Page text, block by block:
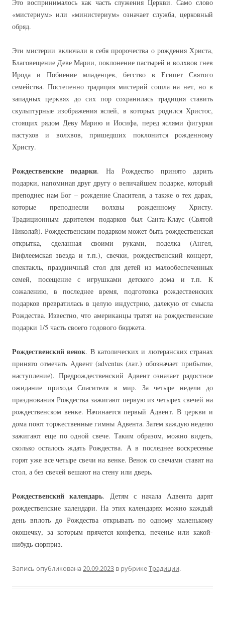
Это воспринималось как часть служения Церкви. Само слово
«мистериум» или «министериум» означает служба, церковный
обряд.
Эти мистерии включали в себя пророчества о рождения Христа,
Благовещение Деве Марии, поклонение пастырей и волхвов гнев
Ирода и Побиение младенцев, бегство в Египет Святого
семейства. Постепенно традиция мистерий сошла на нет, но в
западных церквях до сих пор сохранилась традиция ставить
скульптурные изображения яслей, в которых родился Христос,
стоящих рядом Деву Марию и Иосифа, перед яслями фигурки
пастухов и волхвов, пришедших поклонится рожденному
Христу.
Рождественские подарки. На Рождество принято дарить
подарки, напоминая друг другу о величайшем подарке, который
преподнес нам Бог – рождение Спасителя, а также о тех дарах,
которые преподнесли волхвы рожденному Христу.
Традиционным дарителем подарков был Санта-Клаус (Святой
Николай). Рождественским подарком может быть рождественская
открытка, сделанная своими руками, поделка (Ангел,
Вифлеемская звезда и т.п.), свечки, рождественский концерт,
спектакль, праздничный стол для детей из малообеспеченных
семей, посещение с игрушками детского дома и т.п. К
сожалению, в последнее время, подготовка рождественских
подарков превратилась в целую индустрию, далекую от смысла
Рождества. Известно, что американцы тратят на рождественские
подарки 1/5 часть своего годового бюджета.
Рождественский венок. В католических и лютеранских странах
принято отмечать Адвент (adventus (лат.) обозначает прибытие,
наступление). Предрождественский Адвент означает радостное
ожидание прихода Спасителя в мир. За четыре недели до
празднования Рождества зажигают первую из четырех свечей на
рождественском венке. Начинается первый Адвент. В церкви и
дома поют торжественные гимны Адвента. Затем каждую неделю
зажигают еще по одной свече. Таким образом, можно видеть,
сколько осталось ждать Рождества. А в последнее воскресенье
горят уже все четыре свечи на венке. Венок со свечами ставят на
стол, а без свечей вешают на стену или дверь.
Рождественский календарь. Детям с начала Адвента дарят
рождественские календари. На этих календарях можно каждый
день вплоть до Рождества открывать по одному маленькому
окошечку, за которым прячется конфетка, печенье или какой-
нибудь сюрприз.
Запись опубликована 20.09.2023 в рубрикеТрадиции.